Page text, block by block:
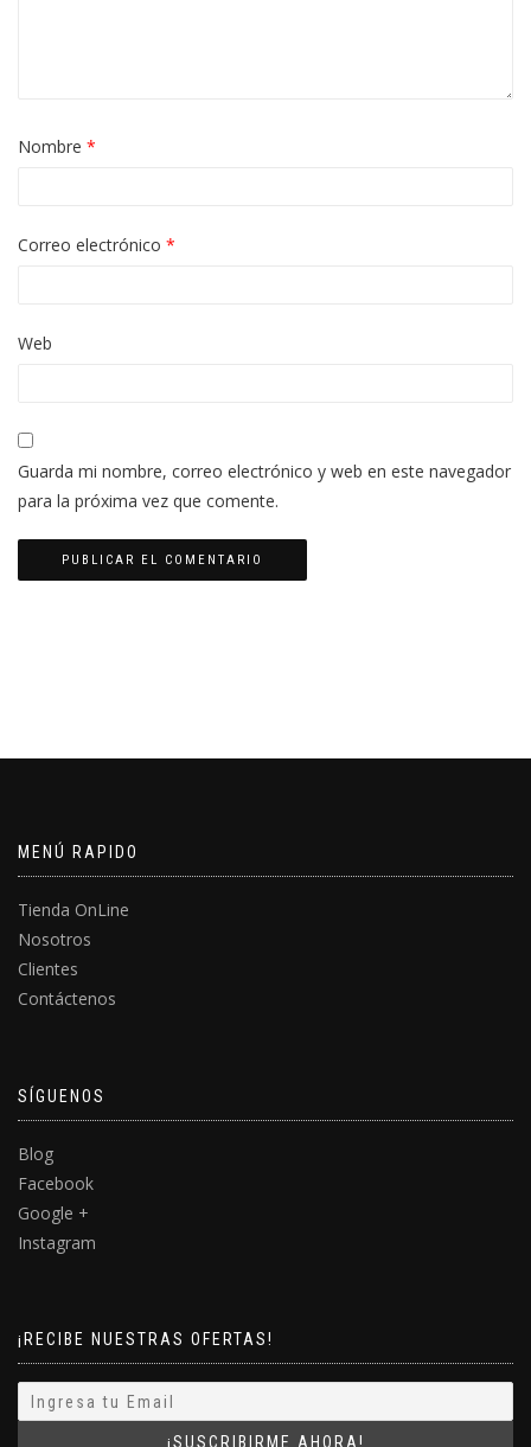
Nombre *
Correo electrónico *
Web
Guarda mi nombre, correo electrónico y web en este navegador
para la próxima vez que comente.
MENÚ RAPIDO
Tienda OnLine
Nosotros
Clientes
Contáctenos
SÍGUENOS
Blog
Facebook
Google +
Instagram
¡RECIBE NUESTRAS OFERTAS!